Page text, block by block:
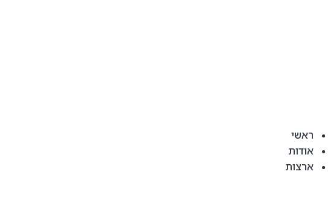
ראשי
אודות
ארצות